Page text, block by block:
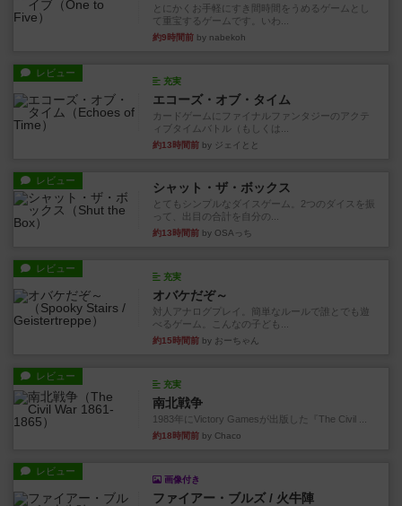
とにかくお手軽にすき間時間をうめるゲームとし
て重宝するゲームです。いわ...
約9時間前 by nabekoh
レビュー
充実
エコーズ・オブ・タイム
カードゲームにファイナルファンタジーのアクテ
ィブタイムバトル（もしくは...
約13時間前 by ジェイとと
レビュー シャット・ザ・ボックス
とてもシンプルなダイスゲーム。2つのダイスを振
って、出目の合計を自分の...
約13時間前 by OSAっち
レビュー
充実
オバケだぞ～
対人アナログプレイ。簡単なルールで誰とでも遊
べるゲーム。こんなの子ども...
約15時間前 by おーちゃん
レビュー
充実
南北戦争
1983年にVictory Gamesが出版した『The Civil ...
約18時間前 by Chaco
レビュー
画像付き
ファイアー・ブルズ / 火牛陣